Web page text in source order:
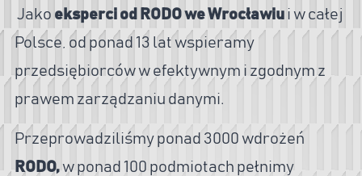
Jako eksperci od RODO we Wrocławiu i w całej
Polsce, od ponad 13 lat wspieramy
przedsiębiorców w efektywnym i zgodnym z
prawem zarządzaniu danymi.
Przeprowadziliśmy ponad 3000 wdrożeń
RODO,w ponad 100 podmiotach pełnimy